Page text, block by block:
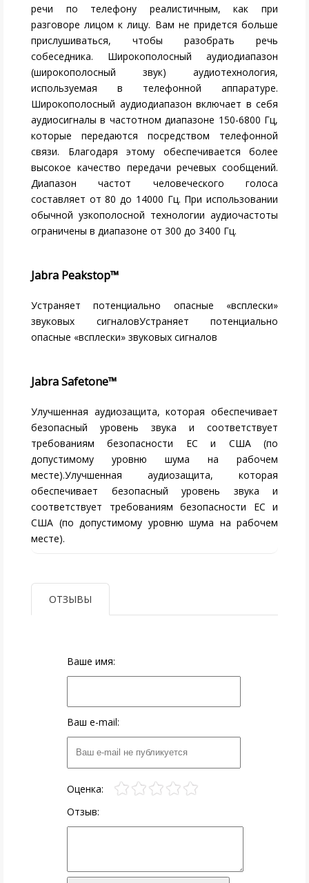
речи по телефону реалистичным, как при
разговоре лицом к лицу. Вам не придется больше
прислушиваться, чтобы разобрать речь
собеседника. Широкополосный аудиодиапазон
(широкополосный звук) аудиотехнология,
используемая в телефонной аппаратуре.
Широкополосный аудиодиапазон включает в себя
аудиосигналы в частотном диапазоне 150-6800 Гц,
которые передаются посредством телефонной
связи. Благодаря этому обеспечивается более
высокое качество передачи речевых сообщений.
Диапазон частот человеческого голоса
составляет от 80 до 14000 Гц. При использовании
обычной узкополосной технологии аудиочастоты
ограничены в диапазоне от 300 до 3400 Гц.
Jabra Peakstop™
Устраняет потенциально опасные «всплески»
звуковых сигналовУстраняет потенциально
опасные «всплески» звуковых сигналов
Jabra Safetone™
Улучшенная аудиозащита, которая обеспечивает
безопасный уровень звука и соответствует
требованиям безопасности ЕС и США (по
допустимому уровню шума на рабочем
месте).Улучшенная аудиозащита, которая
обеспечивает безопасный уровень звука и
соответствует требованиям безопасности ЕС и
США (по допустимому уровню шума на рабочем
месте).
ОТЗЫВЫ